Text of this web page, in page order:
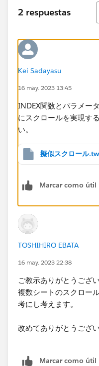
2 respuestas
Kei Sadayasu
16 may. 2023 13:45
INDEX関数とパラメー
にスクロールを実現す
い。
擬似スクロール
Marcar como útil
TOSHIHIRO EBATA
16 may. 2023 22:38
ご教示ありがとうござい
複数シートのスクロー
考にし考えます。
改めてありがとうござい
Marcar como útil